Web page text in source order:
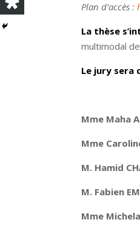
Plan d’accès :
La thèse
multimodal
Le jury sera
Mme Maha
Mme
M. Hamid
M. Fabien
Mme